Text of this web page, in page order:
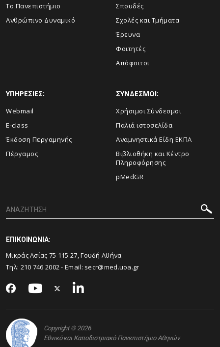
Το Πανεπιστήμιο
Ανθρώπινο Δυναμικό
Σπουδές
Σχολές και Τμήματα
Έρευνα
Φοιτητές
Απόφοιτοι
ΥΠΗΡΕΣΙΕΣ:
Webmail
E-class
Έκδοση Περγαμηνής
Πέργαμος
ΣΥΝΔΕΣΜΟΙ:
Χρήσιμοι Σύνδεσμοι
Παλιά ιστοσελίδα
Αναμνηστικά Είδη ΕΚΠΑ
Βιβλιοθήκη και Κέντρο
Πληροφόρησης
pMedGR
ΕΠΙΚΟΙΝΩΝΙΑ:
Μικράς Ασίας 75 115 27, Γουδή Αθήνα
Τηλ: 210 746 2002 - Email: secr@med.uoa.gr
Copyright © 2026
Εθνικό και Καποδιστριακό Πανεπιστήμιο Αθηνών